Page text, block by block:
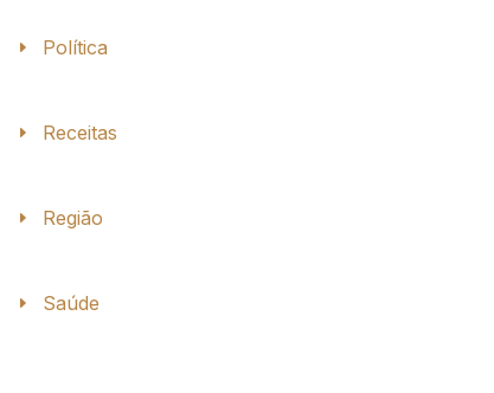
Política
Receitas
Região
Saúde